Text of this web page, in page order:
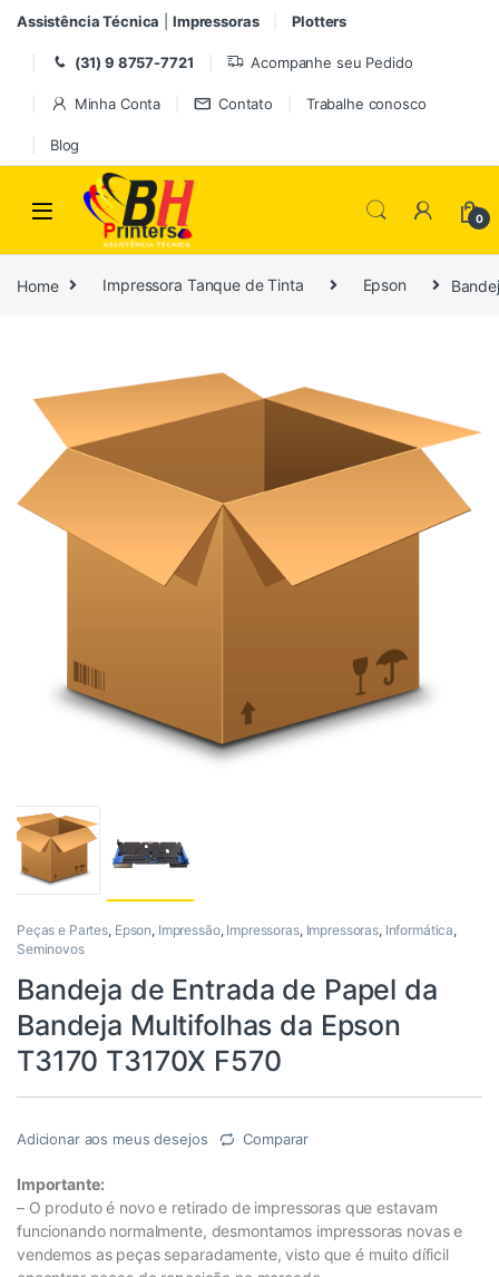
Pular para navegação
Ir para o conteúdo
Assistência Técnica Impressoras Plotters
(31) 9 8757-7721 Acompanhe seu Pedido
Minha Conta Contato Trabalhe conosco
Blog
0
Home Impressora Tanque de Tinta Epson
Peças e Partes, Epson, Impressão, Impressoras, Impressoras, Informática,
Seminovos
Bandeja de Entrada de Papel da
Bandeja Multifolhas da Epson
T3170 T3170X F570
Adicionar aos meus desejos Comparar
Importante:
– O produto é novo e retirado de impressoras que estavam
funcionando normalmente, desmontamos impressoras novas e
vendemos as peças separadamente, visto que é muito díficil